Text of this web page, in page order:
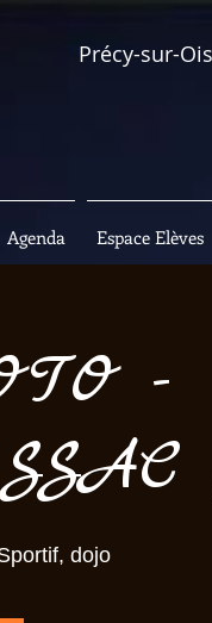
Précy-sur-
Agenda Espace Elèves
-
dojo